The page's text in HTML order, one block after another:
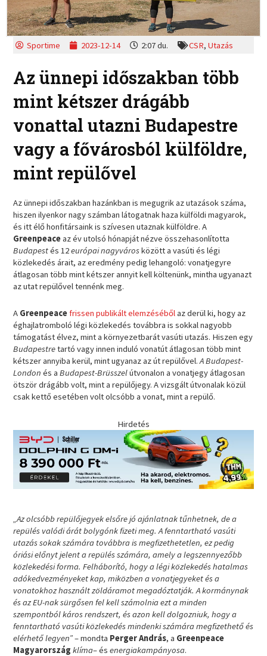
Sportime 2023-12-14 2:07 du. CSR,Utazás
Az ünnepi időszakban több
mint kétszer drágább
vonattal utazni Budapestre
vagy a fővárosból külföldre,
mint repülővel
Az ünnepi időszakban hazánkban is megugrik az utazások száma,
hiszen ilyenkor nagy számban látogatnak haza külföldi magyarok,
és itt élő honfitársaink is szívesen utaznak külföldre. A
Greenpeaceaz év utolsó hónapját nézve összehasonlította
Budapestés 12európai nagyvárosközött a vasúti és légi
közlekedés árait, az eredmény pedig lehangoló: vonatjegyre
átlagosan több mint kétszer annyit kell költenünk, mintha ugyanazt
az utat repülővel tennénk meg.
A Greenpeacefrissen publikált elemzésébőlaz derül ki, hogy az
éghajlatromboló légi közlekedés továbbra is sokkal nagyobb
támogatást élvez, mint a környezetbarát vasúti utazás. Hiszen egy
Budapestretartó vagy innen induló vonatút átlagosan több mint
kétszer annyiba kerül, mint ugyanaz az út repülővel.A Budapest-
Londonés aBudapest-Brüsszelútvonalon a vonatjegy átlagosan
ötször drágább volt, mint a repülőjegy. A vizsgált útvonalak közül
csak kettő esetében volt olcsóbb a vonat, mint a repülő.
Hirdetés
„Az olcsóbb repülőjegyek elsőre jó ajánlatnak tűnhetnek, de a
repülés valódi árát bolygónk fizeti meg. A fenntartható vasúti
utazás sokak számára továbbra is megfizethetetlen, ez pedig
óriási előnyt jelent a repülés számára, amely a legszennyezőbb
közlekedési forma. Felháborító, hogy a légi közlekedés hatalmas
adókedvezményeket kap, miközben a vonatjegyeket és a
vonatokhoz használt zöldáramot megadóztatják. A kormánynak
és az EU-nak sürgősen fel kell számolnia ezt a minden
szempontból káros rendszert, és azon kell dolgozniuk, hogy a
fenntartható vasúti közlekedés mindenki számára megfizethető és
elérhető legyen”– mondta Perger András, a Greenpeace
Magyarországklíma– ésenergiakampányosa.